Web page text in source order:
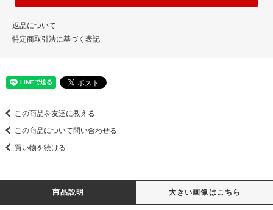
返品について
特定商取引法に基づく表記
この商品を友達に教える
この商品について問い合わせる
買い物を続ける
商品説明 大きい画像はこちら